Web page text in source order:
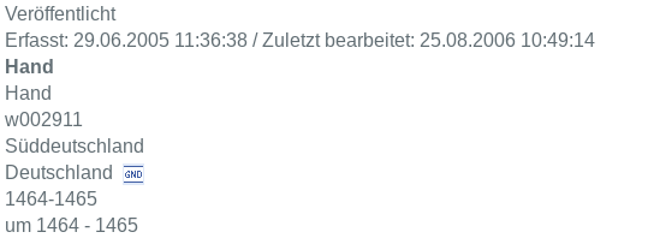
Veröffentlicht
Erfasst: 29.06.2005 11:36:38 / Zuletzt bearbeitet: 25.08.2006 10:49:14
Hand
Hand
w002911
Süddeutschland
Deutschland
1464-1465
um 1464 - 1465